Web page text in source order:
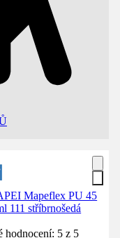
Mapeflex PU 45
111 stříbrnošedá
hodnocení: 5 z 5